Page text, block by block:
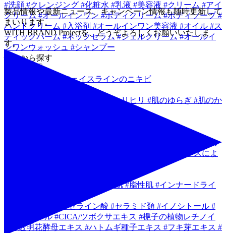
#洗顔 #クレンジング #化粧水 #乳液 #美容液 #クリーム #アイ
クリーム#オールインワン #ボディクリーム#ボディソープ#
ハンドクリーム #入浴剤 #オールインワン美容液 #オイル #ス
ティックバーム#ネックセラム#ジェルクリーム#オールイ
ンワンウォッシュ #シャンプー
悩みから探す
フェイスラインのニキビ
肌のヒリヒリ #肌のゆらぎ #肌のか
サウナ後の
外的ストレスによ
普通肌#脂性肌 #インナードライ
アゼライン酸 #セラミド類 #イノシトール #
バクチオール#CICA/ツボクサエキス #梔子の植物レチノイ
透明花酵母エキス #ハトムギ種子エキス #フキ芽エキス #
製品情報や最新ニュース、キャンペーン情報も随時更新して
まいります。
WITH BRAND Projectを、どうぞよろしくお願いいたしま
す。